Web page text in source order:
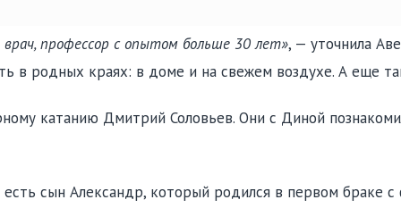
профессор с опытом больше 30 лет», — уточнила
в родных краях: в доме и на свежем воздухе. А еще
катанию Дмитрий Соловьев. Они с Диной
сын Александр, который родился в первом браке